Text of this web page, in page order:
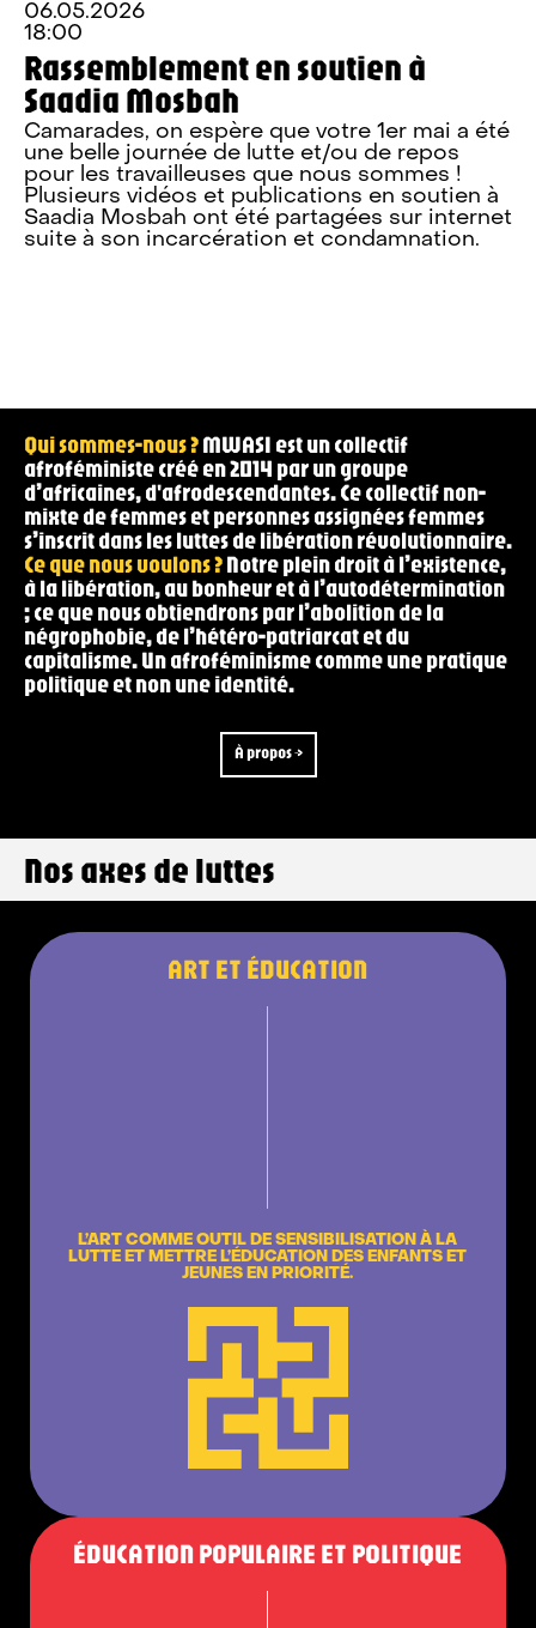
03.05.2026
15:00 — 18:00
CICP , 21ter Rue Voltaire, 75011, Paris, France
Prendre soin de nos esprits et de
nos corps: santé mentale, post-
partum et self-care en perspective
afroféministe
Qui sommes-nous ?MWASI est un collectif
afroféministe créé en 2014 par un groupe
d’africaines, d'afrodescendantes. Ce collectif non-
mixte de femmes et personnes assignées femmes
s’inscrit dans les luttes de libération révolutionnaire.
Ce que nous voulons ?Notre plein droit à l’existence,
à la libération, au bonheur et à l’autodétermination
; ce que nous obtiendrons par l’abolition de la
négrophobie, de l’hétéro-patriarcat et du
capitalisme. Un afroféminisme comme une pratique
politique et non une identité.
À propos →
Nos axes de luttes
ART ET ÉDUCATION
L’ART COMME OUTIL DE SENSIBILISATION À LA
LUTTE ET METTRE L’ÉDUCATION DES ENFANTS ET
JEUNES EN PRIORITÉ.
ÉDUCATION POPULAIRE ET POLITIQUE